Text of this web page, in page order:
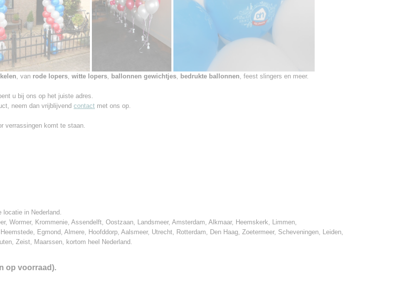
, van rode lopers, witte lopers, ballonnen gewichtjes, bedrukte ballonnen, feest slingers en meer.
u bij ons op het juiste adres.
neem dan vrijblijvend contact met ons op.
verrassingen komt te staan.
in Nederland.
Wormer, Krommenie, Assendelft, Oostzaan, Landsmeer, Amsterdam, Alkmaar, Heemskerk, Limmen,
Egmond, Almere, Hoofddorp, Aalsmeer, Utrecht, Rotterdam, Den Haag, Zoetermeer, Scheveningen, Leiden,
Zeist, Maarssen, kortom heel Nederland.
op voorraad).